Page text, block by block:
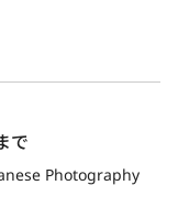
で
Photography